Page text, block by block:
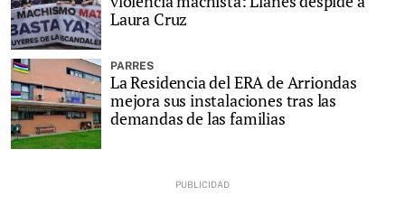
Laura Cruz
PARRES
La Residencia del ERA de Arriondas
mejora sus instalaciones tras las
demandas de las familias